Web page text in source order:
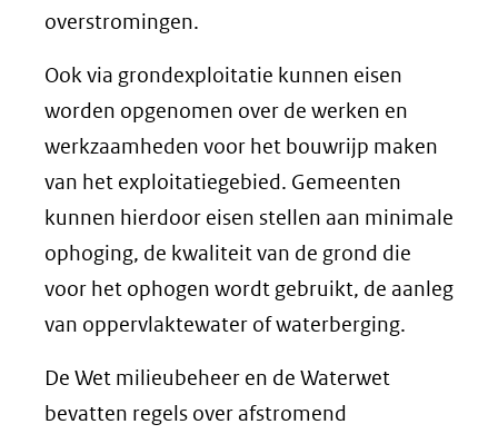
overstromingen.
Ook via grondexploitatie kunnen eisen
worden opgenomen over de werken en
werkzaamheden voor het bouwrijp maken
van het exploitatiegebied. Gemeenten
kunnen hierdoor eisen stellen aan minimale
ophoging, de kwaliteit van de grond die
voor het ophogen wordt gebruikt, de aanleg
van oppervlaktewater of waterberging.
De Wet milieubeheer en de Waterwet
bevatten regels over afstromend